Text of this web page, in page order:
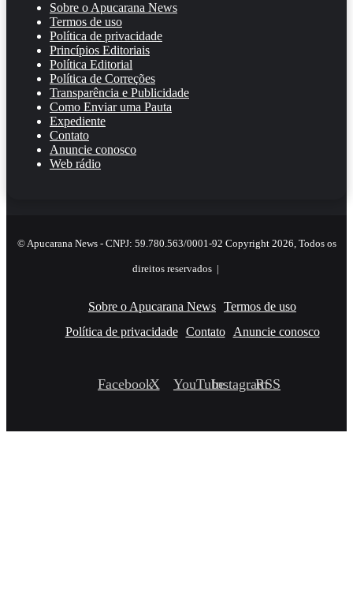
Sobre o Apucarana News
Termos de uso
Política de privacidade
Princípios Editoriais
Política Editorial
Política de Correções
Transparência e Publicidade
Como Enviar uma Pauta
Expediente
Contato
Anuncie conosco
Web rádio
© Apucarana News - CNPJ: 59.780.563/0001-92 Copyright 2026, Todos os
direitos reservados |
Sobre o Apucarana News Termos de uso
Política de privacidade
Contato Anuncie conosco
FacebookX YouTubeInstagramRSS